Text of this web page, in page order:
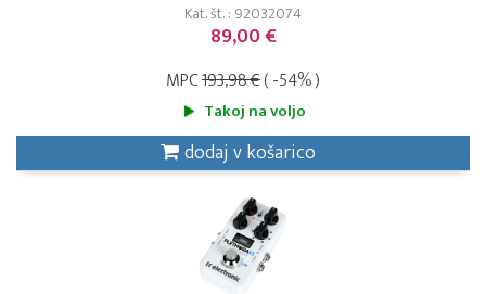
Kat. št. : 92032074
89,00 €
MPC193,98 €( -54% )
Takoj na voljo
dodaj v košarico